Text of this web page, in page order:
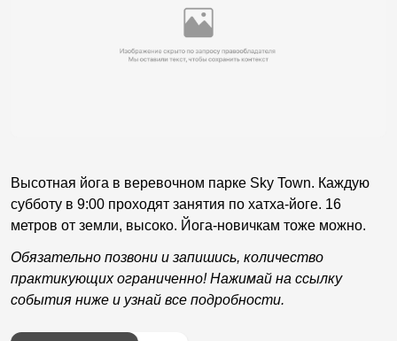
Высотная йога в веревочном парке Sky Town. Каждую
субботу в 9:00 проходят занятия по хатха-йоге. 16
метров от земли, высоко. Йога-новичкам тоже можно.
Обязательно позвони и запишись, количество
практикующих ограниченно! Нажимай на ссылку
события ниже и узнай все подробности.